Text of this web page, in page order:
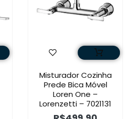
Misturador Cozinha
Prede Bica Móvel
Loren One –
Lorenzetti – 7021131